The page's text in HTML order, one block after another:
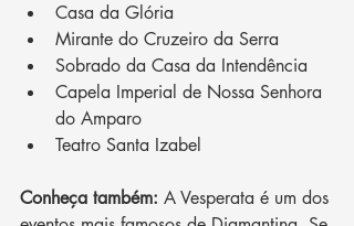
Casa da Glória
Mirante do Cruzeiro da Serra
Sobrado da Casa da Intendência
Capela Imperial de Nossa Senhora
do Amparo
Teatro Santa Izabel
Conheça também: A Vesperata é um dos